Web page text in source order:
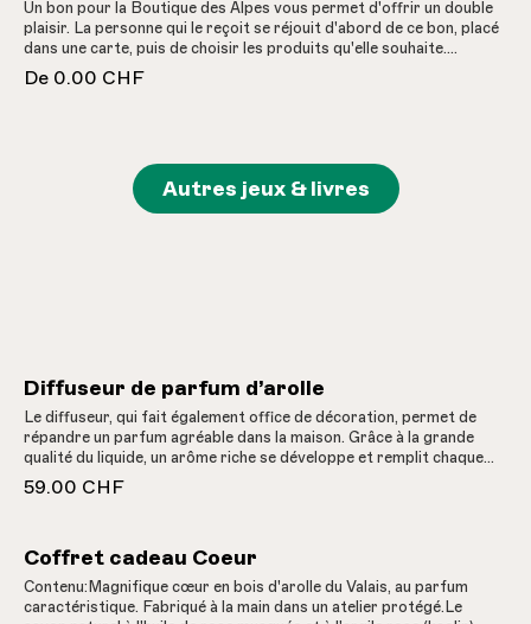
avec des codes QR pour découvrir des portraits supplémentaires
d'animaux et de plantes. Le livre devient ainsi un guide interactif de
la nature ! Ce livre est un cadeau idéal pour les petits naturalistes et
tous ceux qui aiment la faune et la flore locales !
Un bon pour la Boutique des Alpes vous permet d'offrir un double
plaisir. La personne qui le reçoit se réjouit d'abord de ce bon, placé
dans une carte, puis de choisir les produits qu'elle souhaite.
D'autres montants sur demande.
De 0.00 CHF
Autres jeux & livres
Diffuseur de parfum d’arolle
Le diffuseur, qui fait également office de décoration, permet de
répandre un parfum agréable dans la maison. Grâce à la grande
qualité du liquide, un arôme riche se développe et remplit chaque
pièce. Grâce au mouvement de l'air, le parfum se répand dans toute
la maison. Il vous enveloppe à chaque fois que vous passez devant.
diminue, retournez les bâtonnets en bois.
59.00 CHF
Coffret cadeau Coeur
Contenu:Magnifique cœur en bois d'arolle du Valais, au parfum
caractéristique. Fabriqué à la main dans un atelier protégé.Le